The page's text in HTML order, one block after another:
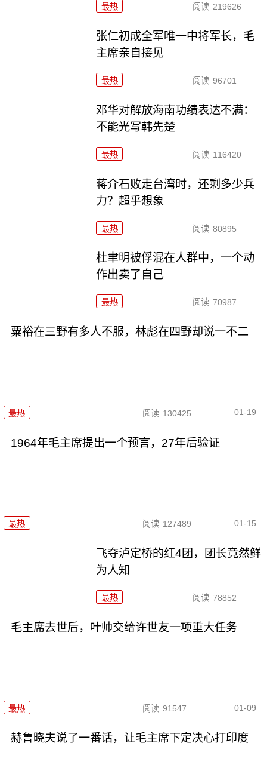
最热 阅读 219626
张仁初成全军唯一中将军长，毛
主席亲自接见
最热 阅读 96701
邓华对解放海南功绩表达不满：
不能光写韩先楚
最热 阅读 116420
蒋介石败走台湾时，还剩多少兵
力？超乎想象
最热 阅读 80895
杜聿明被俘混在人群中，一个动
作出卖了自己
最热 阅读 70987
粟裕在三野有多人不服，林彪在四野却说一不二
最热 阅读 130425 01-19
1964年毛主席提出一个预言，27年后验证
最热 阅读 127489 01-15
飞夺泸定桥的红4团，团长竟然鲜
为人知
最热 阅读 78852
毛主席去世后，叶帅交给许世友一项重大任务
最热 阅读 91547 01-09
赫鲁晓夫说了一番话，让毛主席下定决心打印度